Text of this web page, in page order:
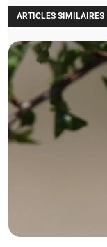
ARTICLES SIMILAIRES